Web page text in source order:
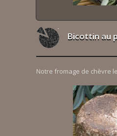
Bicottin au
Notre fromage de chèvre